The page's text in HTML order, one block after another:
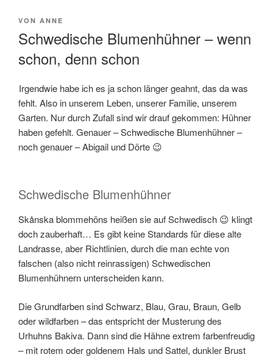
VERÖFFENTLICHT
VON ANNE
Schwedische Blumenhühner – wenn
schon, denn schon
Irgendwie habe ich es ja schon länger geahnt, das da was
fehlt. Also in unserem Leben, unserer Familie, unserem
Garten. Nur durch Zufall sind wir drauf gekommen: Hühner
haben gefehlt. Genauer – Schwedische Blumenhühner –
noch genauer – Abigail und Dörte 😉
Schwedische Blumenhühner
Skånska blommehöns heißen sie auf Schwedisch 😉 klingt
doch zauberhaft… Es gibt keine Standards für diese alte
Landrasse, aber Richtlinien, durch die man echte von
falschen (also nicht reinrassigen) Schwedischen
Blumenhühnern unterscheiden kann.
Die Grundfarben sind Schwarz, Blau, Grau, Braun, Gelb
oder wildfarben – das entspricht der Musterung des
Urhuhns Bakiva. Dann sind die Hähne extrem farbenfreudig
– mit rotem oder goldenem Hals und Sattel, dunkler Brust